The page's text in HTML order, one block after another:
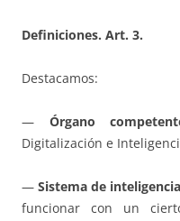
Definiciones. Art. 3.
Destacamos:
— Órgano
Digitalización e
—Sistema de
funcionar con un